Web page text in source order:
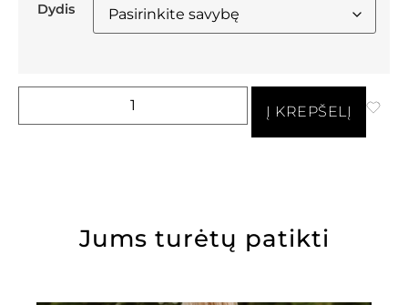
Dydis
Į KREPŠELĮ
Jums turėtų patikti